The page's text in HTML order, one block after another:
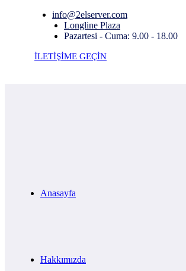
info@2elserver.com
Longline Plaza
Pazartesi - Cuma: 9.00 - 18.00
İLETİŞİME GEÇİN
Anasayfa
Hakkımızda